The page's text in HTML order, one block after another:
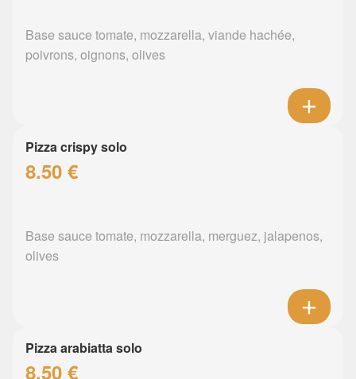
Base sauce tomate, mozzarella, viande hachée,
poivrons, oignons, olives
Pizza crispy solo
8.50 €
Base sauce tomate, mozzarella, merguez, jalapenos,
olives
Pizza arabiatta solo
8.50 €